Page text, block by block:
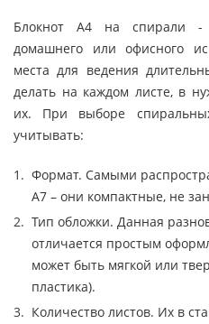
Блокнот А4 на спирали
домашнего или офисного
места для ведения
делать на каждом листе, в
их. При выборе
учитывать:
Формат. Самыми
А7 – они компактные, не
Тип обложки. Данная
отличается простым
может быть мягкой или
пластика).
Количество листов. Их в